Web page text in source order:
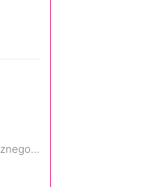
Naznaczony: Wyjście z mrocznego wymiaru